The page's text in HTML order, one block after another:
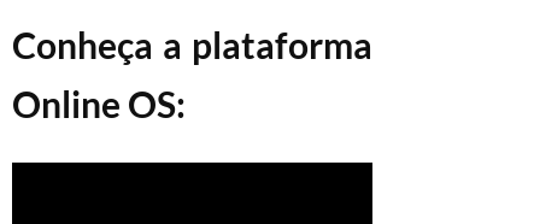
Conheça a plataforma
Online OS: